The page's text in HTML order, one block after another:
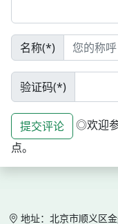
名称(*)
验证码(*)
提交评论
◎欢迎
点。
地址：北京市顺义区